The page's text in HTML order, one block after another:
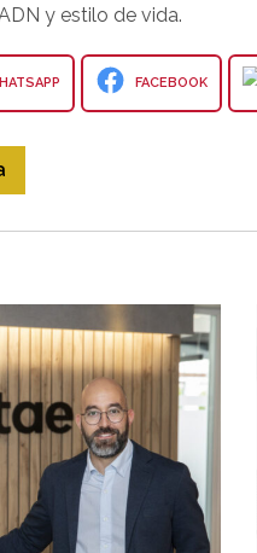
y estilo de vida.
FACEBOOK